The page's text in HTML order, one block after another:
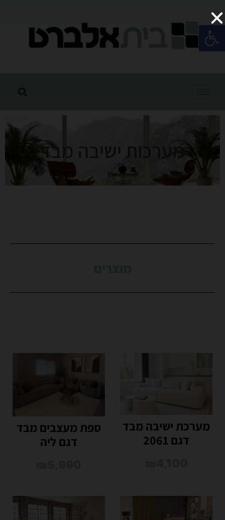
פתח סרגל נגישות
מערכות ישיבה מבד
מערכת ישיבה מבד
דגם 2061
ספת מעצבים מבד
דגם ליה